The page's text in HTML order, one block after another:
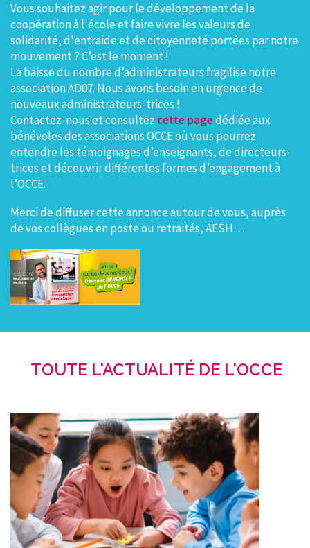
Vous souhaitez agir pour le développement de la
coopération à l'école et faire vivre les valeurs de
solidarité, d'entraide et de citoyenneté portées par notre
mouvement ? C’est le moment !
La baisse du nombre d’administrateurs fragilise notre
association AD07. Nous avons besoin en urgence de
nouveaux administrateurs-trices !
Contactez-nous et consultez cette pagedédiée aux
bénévoles des associations OCCE où vous pourrez
entendre les témoignages d’enseignants, de directeurs-
trices et découvrir différentes formes d’engagement à
l’OCCE.
Merci de diffuser cette annonce autour de vous, auprès
de vos collègues en poste ou retraités, AESH…
TOUTE L'ACTUALITÉ DE L'OCCE